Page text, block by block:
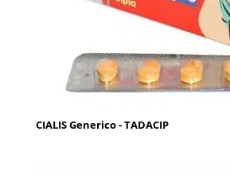
CIALIS Generico - TADACIP